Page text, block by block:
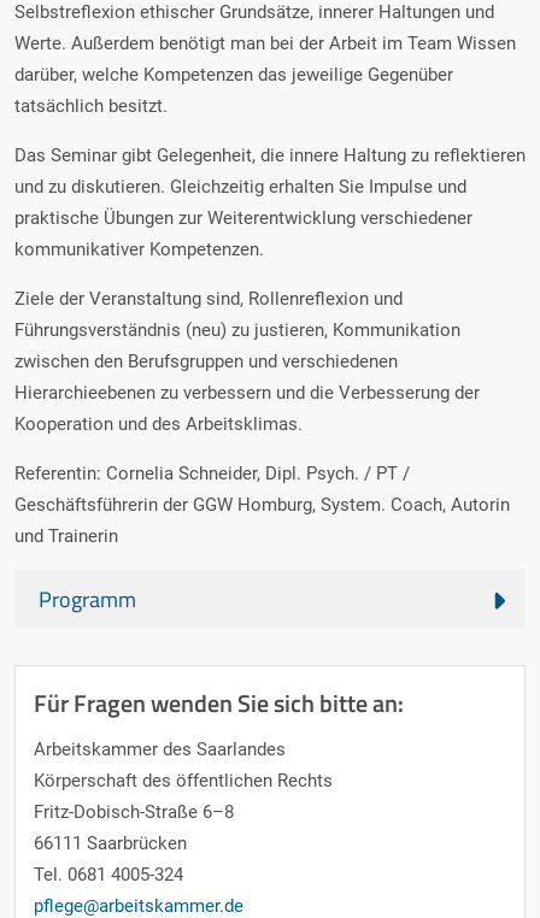
Selbstreflexion ethischer Grundsätze, innerer Haltungen und
Werte. Außerdem benötigt man bei der Arbeit im Team Wissen
darüber, welche Kompetenzen das jeweilige Gegenüber
tatsächlich besitzt.
Das Seminar gibt Gelegenheit, die innere Haltung zu reflektieren
und zu diskutieren. Gleichzeitig erhalten Sie Impulse und
praktische Übungen zur Weiterentwicklung verschiedener
kommunikativer Kompetenzen.
Ziele der Veranstaltung sind, Rollenreflexion und
Führungsverständnis (neu) zu justieren, Kommunikation
zwischen den Berufsgruppen und verschiedenen
Hierarchieebenen zu verbessern und die Verbesserung der
Kooperation und des Arbeitsklimas.
Referentin: Cornelia Schneider, Dipl. Psych. / PT /
Geschäftsführerin der GGW Homburg, System. Coach, Autorin
und Trainerin
Programm
Für Fragen wenden Sie sich bitte an:
Arbeitskammer des Saarlandes
Körperschaft des öffentlichen Rechts
Fritz-Dobisch-Straße 6–8
66111 Saarbrücken
Tel. 0681 4005-324
pflege@arbeitskammer.de